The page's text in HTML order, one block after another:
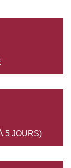
5 JOURS)